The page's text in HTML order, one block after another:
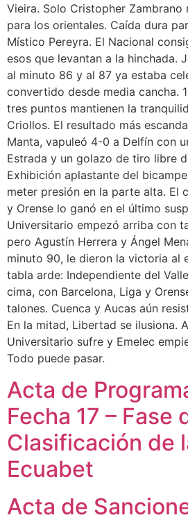
Vieira. Solo Cristopher Zambrano
para los orientales. Caída dura
Místico Pereyra. El Nacional
esos que levantan a la hinchada.
al minuto 86 y al 87 ya estaba
convertido desde media cancha.
tres puntos mantienen la
Criollos. El resultado más
Manta, vapuleó 4-0 a Delfín con
Estrada y un golazo de tiro libre
Exhibición aplastante del
meter presión en la parte alta. El
y Orense lo ganó en el último
Universitario empezó arriba con
pero Agustín Herrera y Ángel
minuto 90, le dieron la victoria al
tabla arde: Independiente del
cima, con Barcelona, Liga y
talones. Cuenca y Aucas aún
En la mitad, Libertad se ilusiona.
Universitario sufre y Emelec
Todo puede pasar.
Acta de
Fecha 17 – Fase
Clasificación de
Ecuabet
Acta de